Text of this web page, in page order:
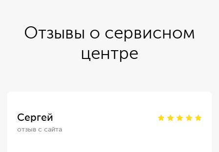
Отзывы о сервисном
центре
Сергей
отзыв с сайта